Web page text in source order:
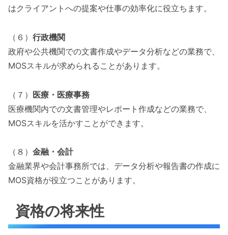
はクライアントへの提案や仕事の効率化に役立ちます。
（６） 行政機関
政府や公共機関での文書作成やデータ分析などの業務で、
MOSスキルが求められることがあります。
（７） 医療・医療事務
医療機関内での文書管理やレポート作成などの業務で、
MOSスキルを活かすことができます。
（８） 金融・会計
金融業界や会計事務所では、データ分析や報告書の作成に
MOS資格が役立つことがあります。
資格の将来性